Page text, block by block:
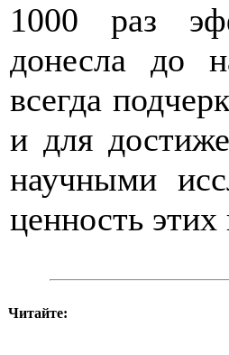
1000 раз
донесла до
всегда
и для
научными
ценность этих
Читайте: